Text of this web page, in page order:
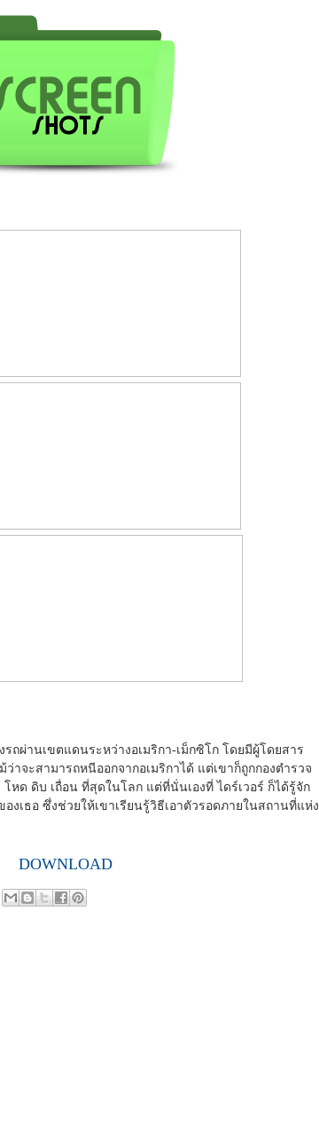
านเขตแดนระหว่างอเมริกา-เม็กซิโก โดยมีผู้โดยสาร
าจะสามารถหนีออกจากอเมริกาได้ แต่เขาก็ถูกกองตำรวจ
หด ดิบ เถื่อน ที่สุดในโลก แต่ที่นั่นเองที่ ไดร์เวอร์ ก็ได้รู้จัก
งเธอ ซึ่งช่วยให้เขาเรียนรู้วิธีเอาตัวรอดภายในสถานที่แห่ง
DOWNLOAD